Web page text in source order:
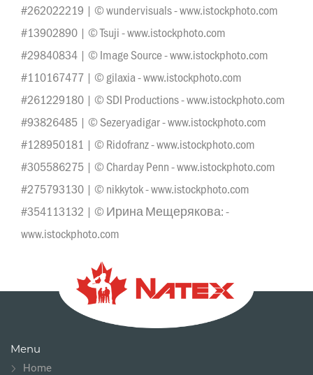
#262022219 | © wundervisuals - www.istockphoto.com
#13902890 | © Tsuji - www.istockphoto.com
#29840834 | © Image Source - www.istockphoto.com
#110167477 | © gilaxia - www.istockphoto.com
#261229180 | © SDI Productions - www.istockphoto.com
#93826485 | © Sezeryadigar - www.istockphoto.com
#128950181 | © Ridofranz - www.istockphoto.com
#305586275 | © Charday Penn - www.istockphoto.com
#275793130 | © nikkytok - www.istockphoto.com
#354113132 | © Ирина Мещерякова: -
www.istockphoto.com
Menu
Home